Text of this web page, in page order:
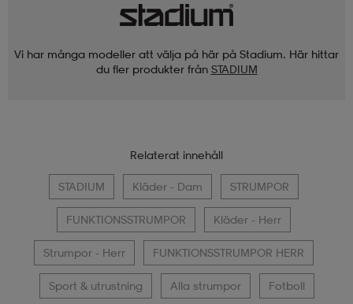
Vi har många modeller att välja på här på Stadium. Här hittar
du fler produkter från STADIUM
Relaterat innehåll
STADIUM Kläder - Dam STRUMPOR
FUNKTIONSSTRUMPOR Kläder - Herr
Strumpor - Herr FUNKTIONSSTRUMPOR HERR
Sport & utrustning Alla strumpor Fotboll